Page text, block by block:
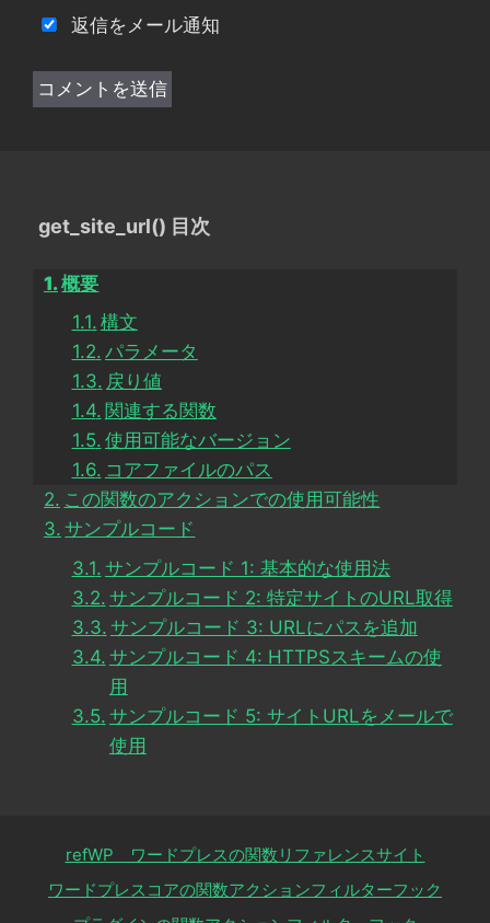
返信をメール通知
get_site_url() 目次
概要
構文
パラメータ
戻り値
関連する関数
使用可能なバージョン
コアファイルのパス
この関数のアクションでの使用可能性
サンプルコード
サンプルコード 1: 基本的な使用法
サンプルコード 2: 特定サイトのURL取得
サンプルコード 3: URLにパスを追加
サンプルコード 4: HTTPSスキームの使
用
サンプルコード 5: サイトURLをメールで
使用
refWP ワードプレスの関数リファレンスサイト
ワードプレスコアの関数アクションフィルターフック